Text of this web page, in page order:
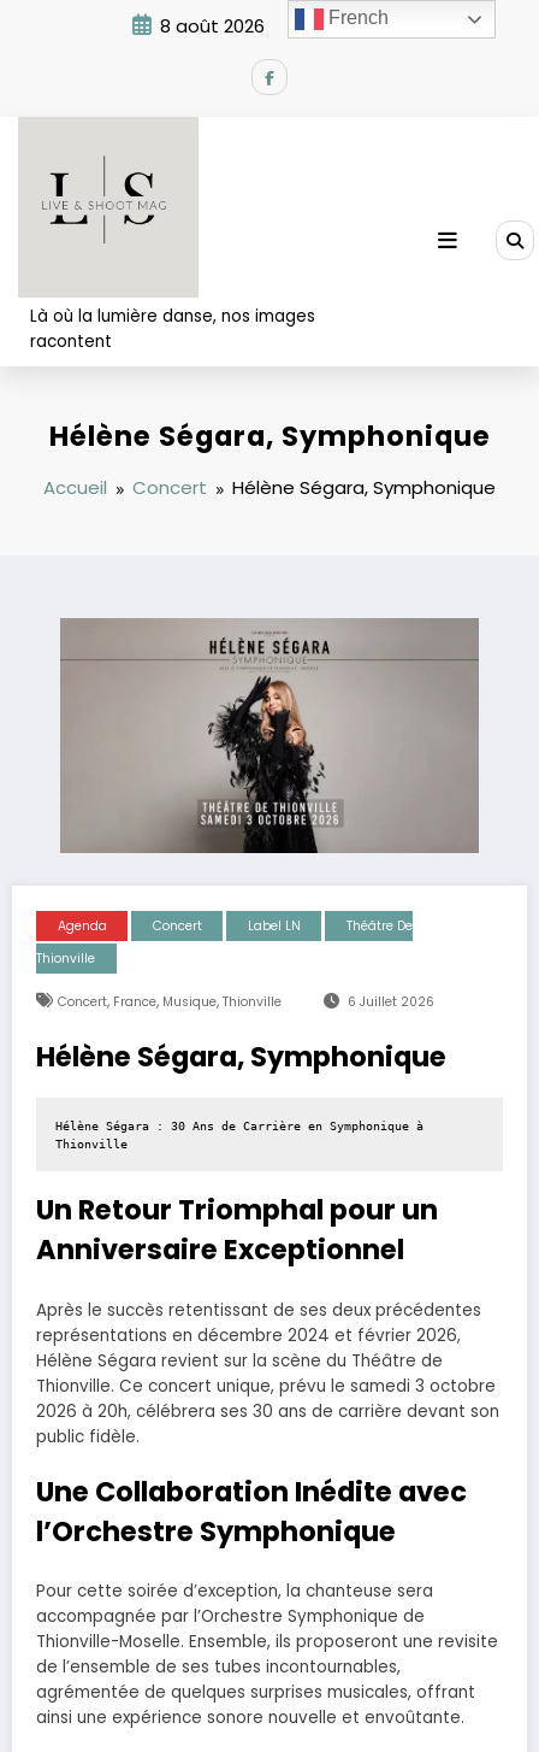
8 août 2026 3:31:18 PM
Là où la lumière danse, nos images
racontent
Hélène Ségara, Symphonique
Accueil Concert Hélène Ségara, Symphonique
Agenda Concert Label LN
Théâtre De
Thionville
Concert, France, Musique, Thionville 6 Juillet 2026
Hélène Ségara, Symphonique
Hélène Ségara : 30 Ans de Carrière en Symphonique à
Thionville
Un Retour Triomphal pour un
Anniversaire Exceptionnel
Après le succès retentissant de ses deux précédentes
représentations en décembre 2024 et février 2026,
Hélène Ségara revient sur la scène du Théâtre de
Thionville. Ce concert unique, prévu le samedi 3 octobre
2026 à 20h, célébrera ses 30 ans de carrière devant son
public fidèle.
Une Collaboration Inédite avec
l’Orchestre Symphonique
Pour cette soirée d’exception, la chanteuse sera
accompagnée par l’Orchestre Symphonique de
Thionville-Moselle. Ensemble, ils proposeront une revisite
de l’ensemble de ses tubes incontournables,
agrémentée de quelques surprises musicales, offrant
ainsi une expérience sonore nouvelle et envoûtante.
French